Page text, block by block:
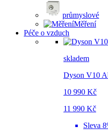
průmyslové
Měření
Péče o vzduch
skladem
Dyson V10
10 990 Kč
11 990 Kč
Sleva